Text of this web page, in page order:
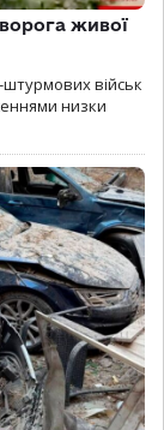
живої
військ
низки